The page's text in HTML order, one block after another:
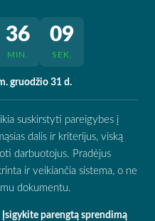
36
MIN.
08
SEK.
gruodžio 31 d.
suskirstyti pareigybes į
dalis ir kriterijus, viską
darbuotojus. Pradėjus
ir veikiančia sistema, o ne
dokumentu.
parengtą sprendimą